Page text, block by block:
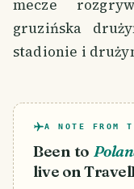
mecze
gruzińska
stadionie i
A NOTE FROM
Been to
live on